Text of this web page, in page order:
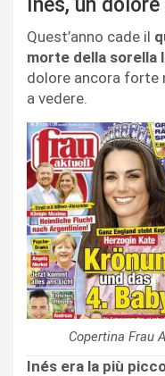
Quest’anno cade il
morte della sorella
dolore ancora forte
a vedere.
Copertina Frau
Inés era la più